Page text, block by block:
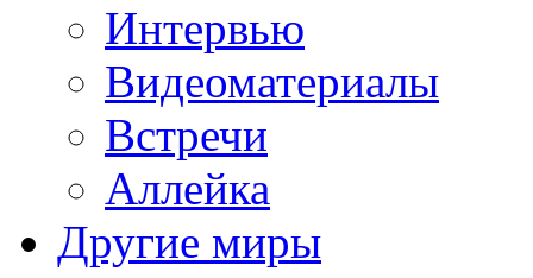
Интервью
Видеоматериалы
Встречи
Аллейка
Другие миры